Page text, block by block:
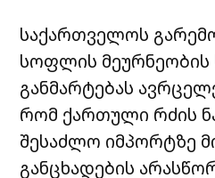
საქართველოს
სოფლის მეურნეობის
განმარტებას
რომ ქართული რძის
შესაძლო იმპორტზე
განცხადების